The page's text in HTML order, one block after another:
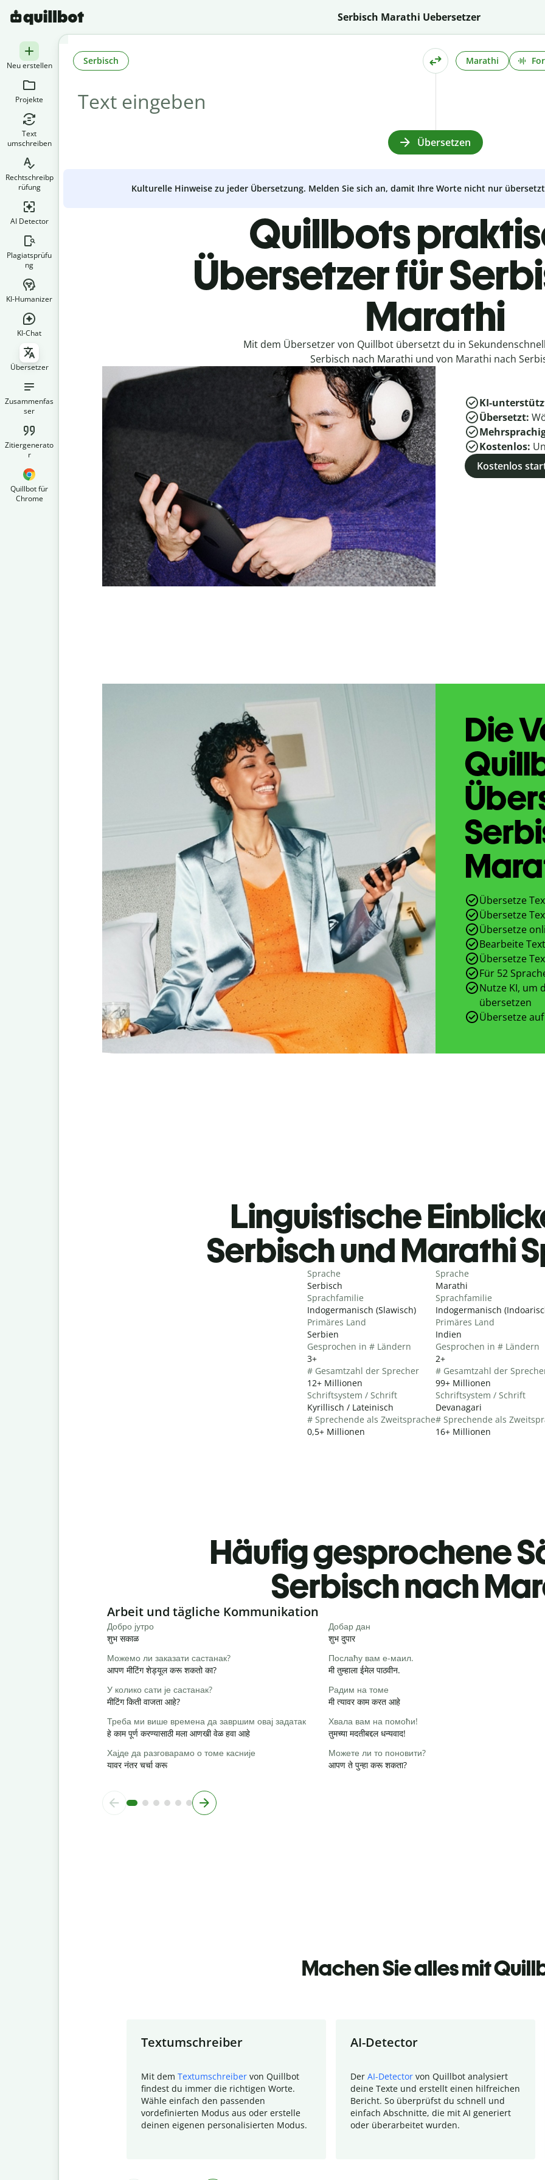
Serbisch Marathi Uebersetzer
Neu erstellen
Projekte
Text
umschreiben
Rechtschreibp
rüfung
AI Detector
Plagiatsprüfu
ng
KI-Humanizer
KI-Chat
Übersetzer
Zusammenfas
ser
Zitiergenerato
r
Quillbot für
Chrome
Serbisch Marathi
Übersetzen
Kulturelle Hinweise zu jeder Übersetzung. Melden Sie sich an, damit Ihre Worte nicht nur
Quillbots
Übersetzer für
Marathi
Mit dem Übersetzer von Quillbot übersetzt du in
Serbisch nach Marathi und von Marathi nach
KI-
Übersetzt:
Kostenlos:
Kostenlos
Die
Übersetze
Übersetze
Übersetze
Bearbeite
Übersetze
Für 52
Nutze KI, um
übersetzen
Übersetze
Linguistische
Serbisch und Marathi
Sprache
Serbisch
Sprachfamilie
Indogermanisch (Slawisch)
Primäres Land
Serbien
Gesprochen in # Ländern
3+
# Gesamtzahl der Sprecher
12+ Millionen
Schriftsystem / Schrift
Kyrillisch / Lateinisch
# Sprechende als Zweitsprache
0,5+ Millionen
Sprache
Marathi
Sprachfamilie
Indogermanisch
Primäres Land
Indien
Gesprochen in # Ländern
2+
# Gesamtzahl der
99+ Millionen
Schriftsystem / Schrift
Devanagari
# Sprechende als
16+ Millionen
Häufig gesprochene
Serbisch nach
Slide 1 of 6
Arbeit und tägliche Kommunikation
Добро јутро
शुभ सकाळ
Добар дан
शुभ दुपार
Можемо ли заказати састанак?
आपण मीटिंग शेड्यूल करू शकतो का?
Послаћу вам е-маил.
मी तुम्हाला ईमेल पाठवीन.
У колико сати је састанак?
मीटिंग किती वाजता आहे?
Радим на томе
मी त्यावर काम करत आहे
Треба ми више времена да завршим овај задатак
हे काम पूर्ण करण्यासाठी मला आणखी वेळ हवा आहे
Хвала вам на помоћи!
तुमच्या मदतीबद्दल धन्यवाद!
Хајде да разговарамо о томе касније
यावर नंतर चर्चा करू
Можете ли то поновити?
आपण ते पुन्हा करू शकता?
Machen Sie alles mit
Textumschreiber
Mit dem Textumschreiber von Quillbot
findest du immer die richtigen Worte.
Wähle einfach den passenden
vordefinierten Modus aus oder erstelle
deinen eigenen personalisierten Modus.
AI-Detector
Der AI-Detector von Quillbot analysiert
deine Texte und erstellt einen hilfreichen
Bericht. So überprüfst du schnell und
einfach Abschnitte, die mit AI generiert
oder überarbeitet wurden.